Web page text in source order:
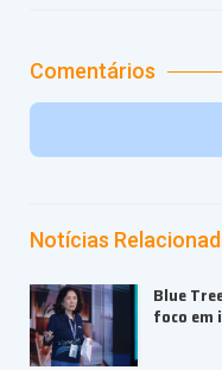
Comentários
Notícias
Blue
foco em